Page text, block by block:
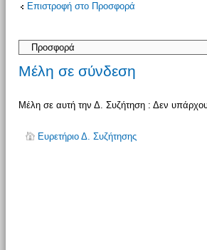
απάντησης
Επιστροφή στο Προσφορά
Μέλη σε σύνδεση
Μέλη σε αυτή την Δ. Συζήτηση : Δεν
Ευρετήριο Δ. Συζήτησης